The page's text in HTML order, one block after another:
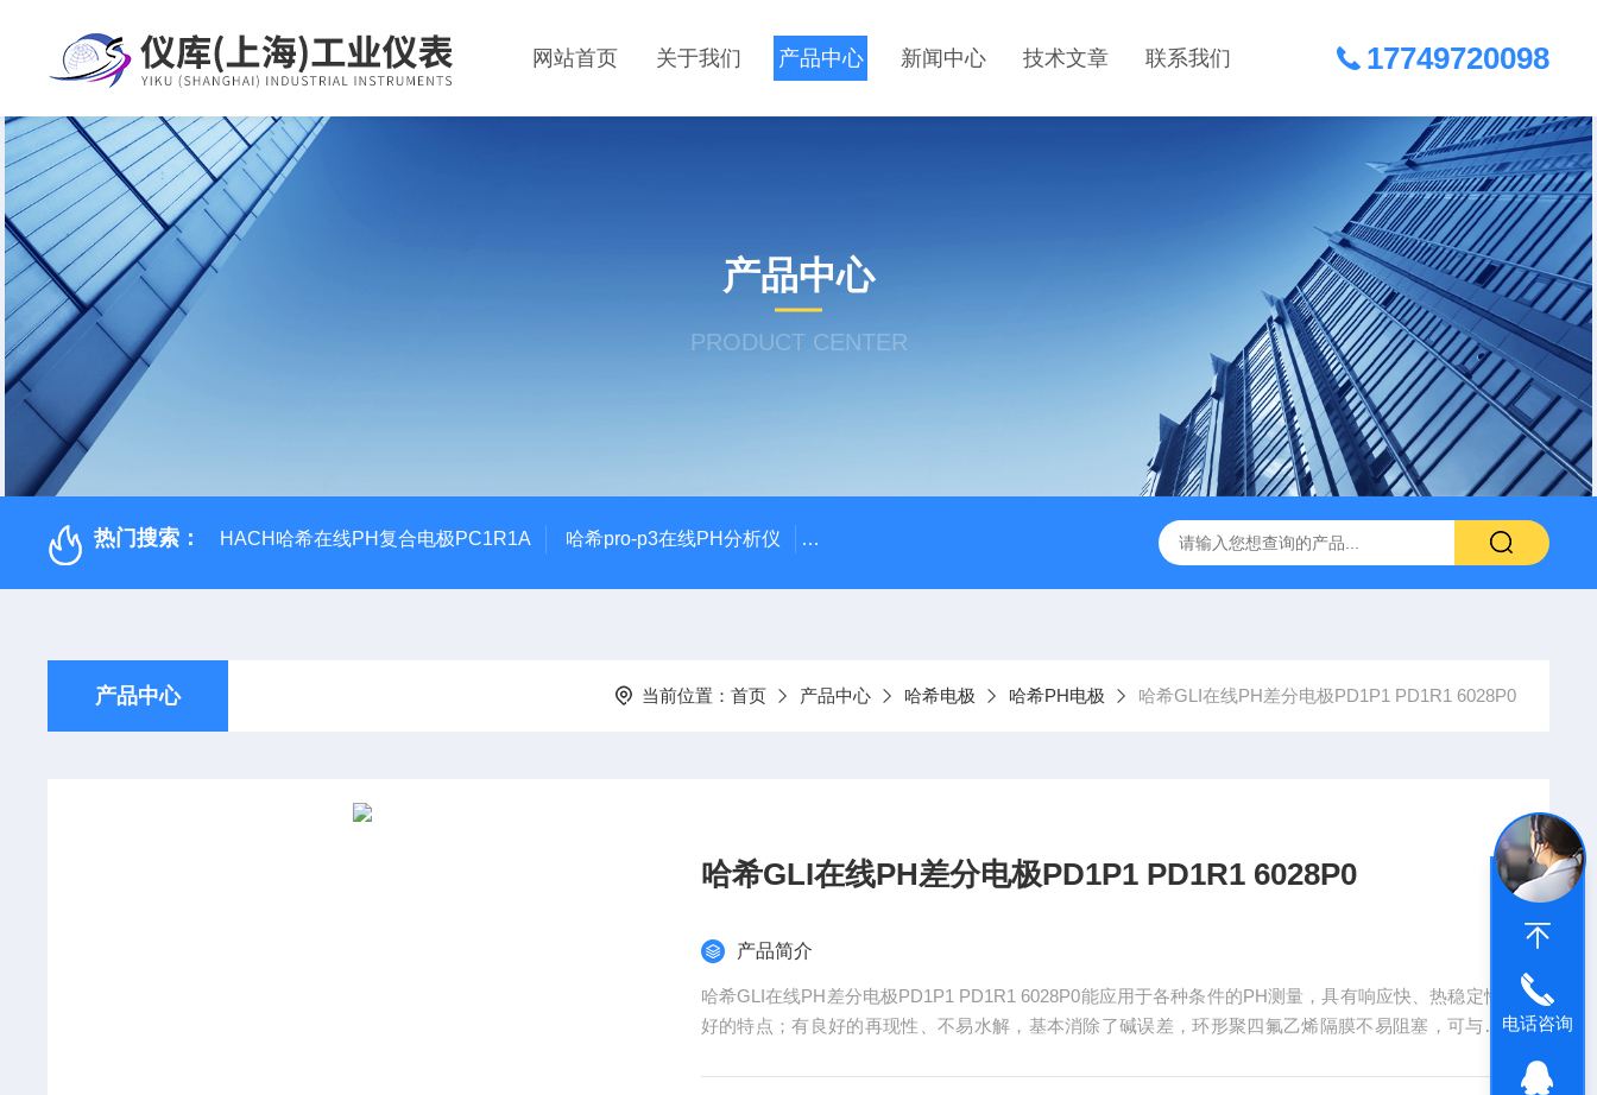
网站首页 关于我们 产品中心 新闻中心 技术文章 联系我们 17749720098
产品中心
PRODUCT CENTER
热门搜索： HACH哈希在线PH复合电极PC1R1A 哈希pro-p3在线PH分析仪 哈希在线PH计电极PD1R1 哈希HQ40D便携式多参数水质分析仪 哈希PD1P1在线PH
产品中心 当前位置： 首页 产品中心 哈希电极 哈希PH电极 哈希GLI在线PH差分电极PD1P1 PD1R1 6028P0
哈希GLI在线PH差分电极PD1P1 PD1R1 6028P0
产品简介
哈希GLI在线PH差分电极PD1P1 PD1R1 6028P0能应用于各种条件的PH测量，具有响应快、热稳定性
好的特点；有良好的再现性、不易水解，基本消除了碱误差，环形聚四氟乙烯隔膜不易阻塞，可与国 电话咨询